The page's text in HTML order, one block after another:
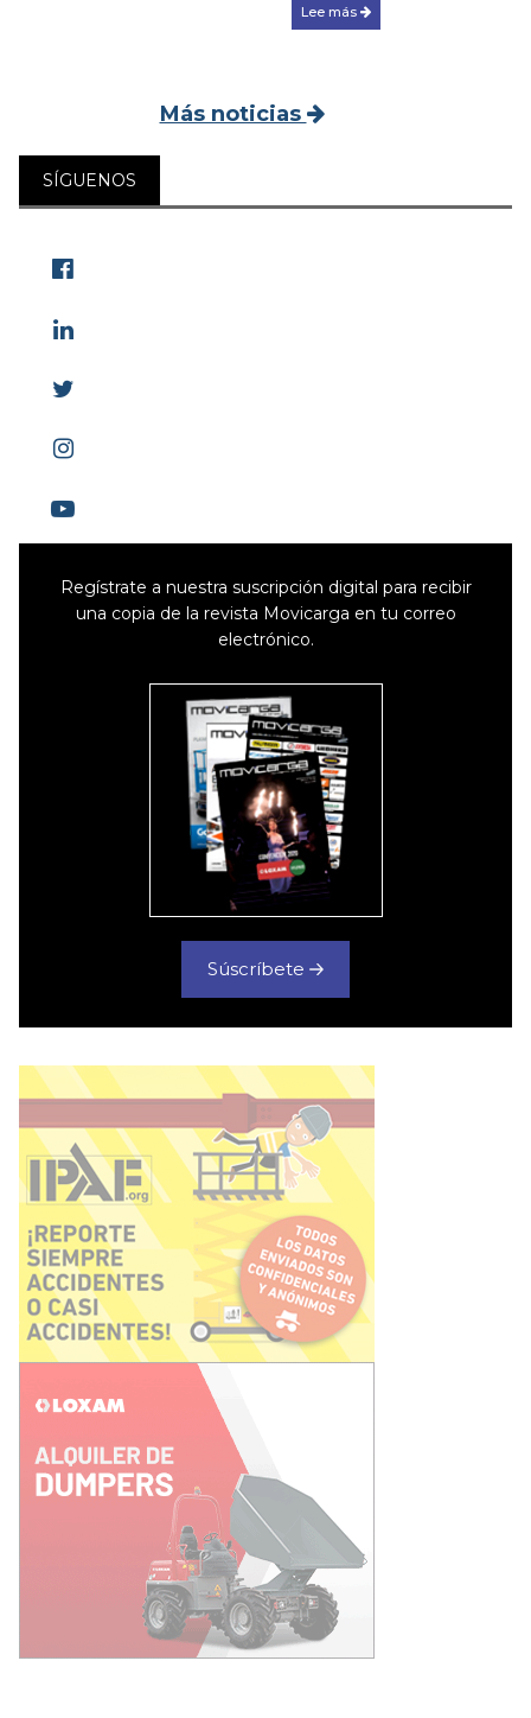
Lee más
Más noticias
SÍGUENOS
Regístrate a nuestra suscripción digital para recibir
una copia de la revista Movicarga en tu correo
electrónico.
Súscríbete